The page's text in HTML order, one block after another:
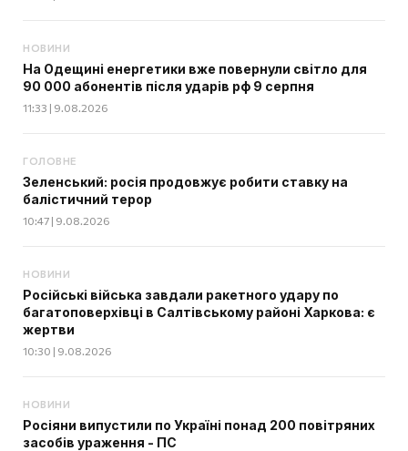
НОВИНИ
На Одещині енергетики вже повернули світло для
90 000 абонентів після ударів рф 9 серпня
11:33 | 9.08.2026
ГОЛОВНЕ
Зеленський: росія продовжує робити ставку на
балістичний терор
10:47 | 9.08.2026
НОВИНИ
Російські війська завдали ракетного удару по
багатоповерхівці в Салтівському районі Харкова: є
жертви
10:30 | 9.08.2026
НОВИНИ
Росіяни випустили по Україні понад 200 повітряних
засобів ураження - ПС